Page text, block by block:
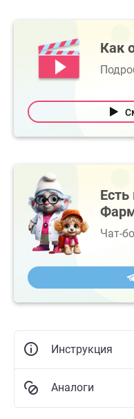
Как
Чат-
Инструкция
Аналоги